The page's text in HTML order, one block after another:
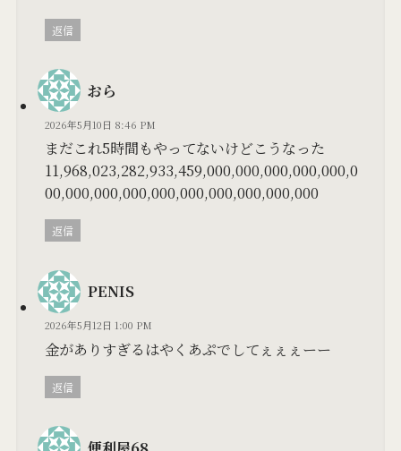
返信
おら
2026年5月10日 8:46 PM
まだこれ5時間もやってないけどこうなった
11,968,023,282,933,459,000,000,000,000,000,0
00,000,000,000,000,000,000,000,000,000
返信
PENIS
2026年5月12日 1:00 PM
金がありすぎるはやくあぷでしてぇぇぇーー
返信